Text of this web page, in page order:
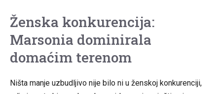
Ženska konkurencija:
Marsonia dominirala
domaćim terenom
Ništa manje uzbudljivo nije bilo ni u ženskoj konkurenciji,